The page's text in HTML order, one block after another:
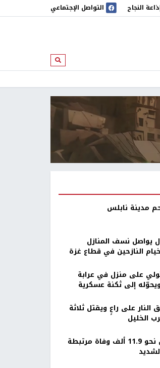
النجاح التواصل الإجتماعي
ابحث
مدينة نابلس
يواصل نسف المنازل
النازحين في قطاع غزة
على منزل في عرابة
إلى ثكنة عسكرية
النار على راعٍ ويقتل ثلاثة
الخليل
ألمانيا تسجل نحو 11.9 ألف وفاة مرتبطة